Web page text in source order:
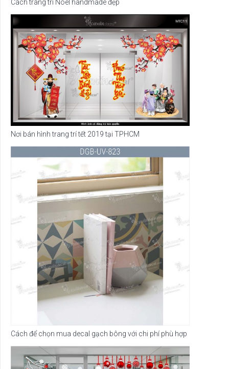
Cách trang trí Noel handmade đẹp
Nơi bán hình trang trí tết 2019 tại TPHCM
Cách để chọn mua decal gạch bông với chi phí phù hợp